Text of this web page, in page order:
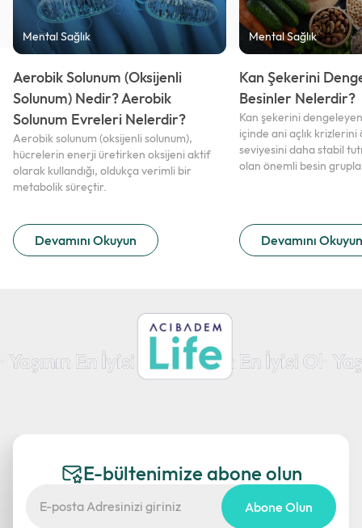
Mental Sağlık
Aerobik Solunum (Oksijenli
Solunum) Nedir? Aerobik
Solunum Evreleri Nelerdir?
Devamını Okuyun
Aerobik solunum (oksijenli solunum),
hücrelerin enerji üretirken oksijeni aktif
olarak kullandığı, oldukça verimli bir
metabolik süreçtir.
Mental Sağlık
Kan Şekerini
Besinler Nelerdir?
Devamını Okuyun
Kan şekerini
içinde ani açlık
seviyesini daha stabil
olan önemli besin
E-bültenimize abone olun
Abone Olun